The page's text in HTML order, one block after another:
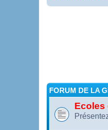
FORUM DE LA
Ecoles